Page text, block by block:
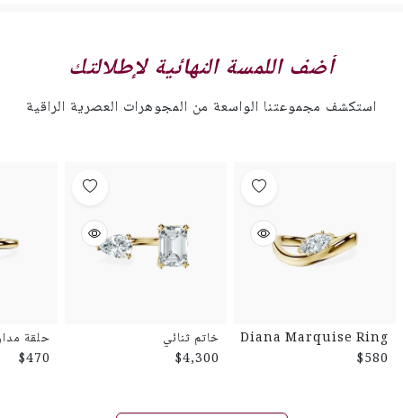
أضف اللمسة النهائية لإطلالتك
استكشف مجموعتنا الواسعة من المجوهرات العصرية الراقية
Diana Marquise Ring
$580
خاتم ثنائي
$4,300
حلقة
$470